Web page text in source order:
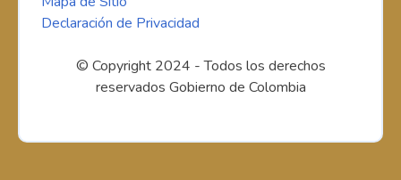
Declaración de Privacidad
© Copyright 2024 - Todos los derechos
reservados Gobierno de Colombia